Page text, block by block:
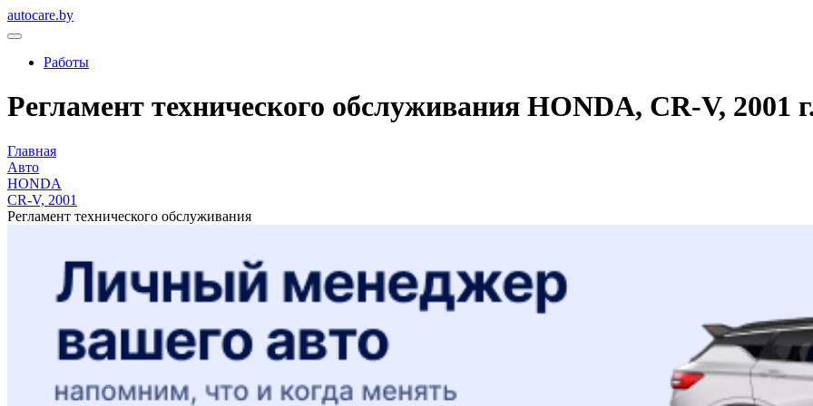
autocare.by
Работы
Регламент технического обслуживания HONDA, CR-V, 2001
Главная
Авто
HONDA
CR-V, 2001
Регламент технического обслуживания